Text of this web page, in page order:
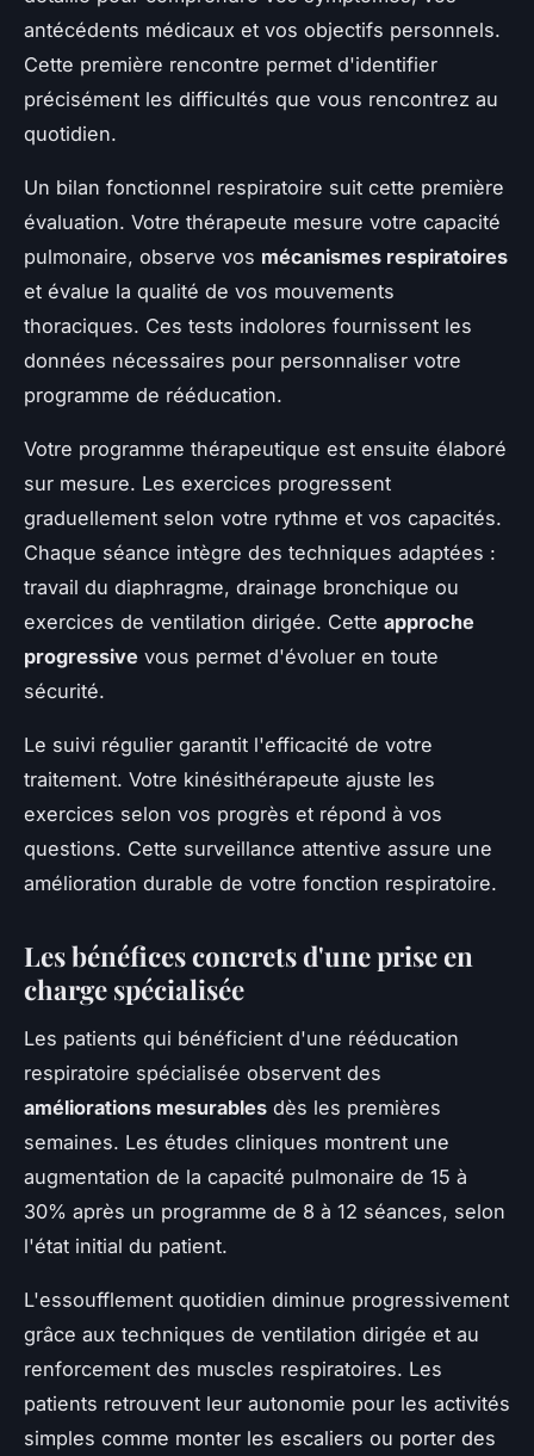
antécédents médicaux et vos objectifs personnels.
Cette première rencontre permet d'identifier
précisément les difficultés que vous rencontrez au
quotidien.
Un bilan fonctionnel respiratoire suit cette première
évaluation. Votre thérapeute mesure votre capacité
pulmonaire, observe vos mécanismes respiratoires
et évalue la qualité de vos mouvements
thoraciques. Ces tests indolores fournissent les
données nécessaires pour personnaliser votre
programme de rééducation.
Votre programme thérapeutique est ensuite élaboré
sur mesure. Les exercices progressent
graduellement selon votre rythme et vos capacités.
Chaque séance intègre des techniques adaptées :
travail du diaphragme, drainage bronchique ou
exercices de ventilation dirigée. Cette approche
progressive vous permet d'évoluer en toute
sécurité.
Le suivi régulier garantit l'efficacité de votre
traitement. Votre kinésithérapeute ajuste les
exercices selon vos progrès et répond à vos
questions. Cette surveillance attentive assure une
amélioration durable de votre fonction respiratoire.
Les bénéfices concrets d'une prise en
charge spécialisée
Les patients qui bénéficient d'une rééducation
respiratoire spécialisée observent des
améliorations mesurables dès les premières
semaines. Les études cliniques montrent une
augmentation de la capacité pulmonaire de 15 à
30% après un programme de 8 à 12 séances, selon
l'état initial du patient.
L'essoufflement quotidien diminue progressivement
grâce aux techniques de ventilation dirigée et au
renforcement des muscles respiratoires. Les
patients retrouvent leur autonomie pour les activités
simples comme monter les escaliers ou porter des